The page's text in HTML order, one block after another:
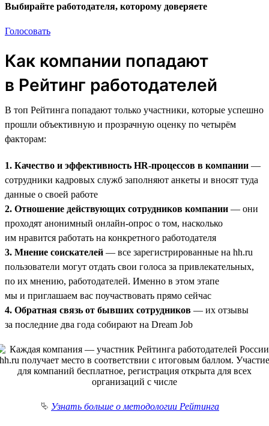
Выбирайте работодателя, которому доверяете
Голосовать
Как компании попадают
в Рейтинг работодателей
В топ Рейтинга попадают только участники, которые успешно
прошли объективную и прозрачную оценку по четырём
факторам:
1. Качество и эффективность HR-процессов в компании —
сотрудники кадровых служб заполняют анкеты и вносят туда
данные о своей работе
2. Отношение действующих сотрудников компании — они
проходят анонимный онлайн-опрос о том, насколько
им нравится работать на конкретного работодателя
3. Мнение соискателей — все зарегистрированные на hh.ru
пользователи могут отдать свои голоса за привлекательных,
по их мнению, работодателей. Именно в этом этапе
мы и приглашаем вас поучаствовать прямо сейчас
4. Обратная связь от бывших сотрудников — их отзывы
за последние два года собирают на Dream Job
⮱ Узнать больше о методологии Рейтинга